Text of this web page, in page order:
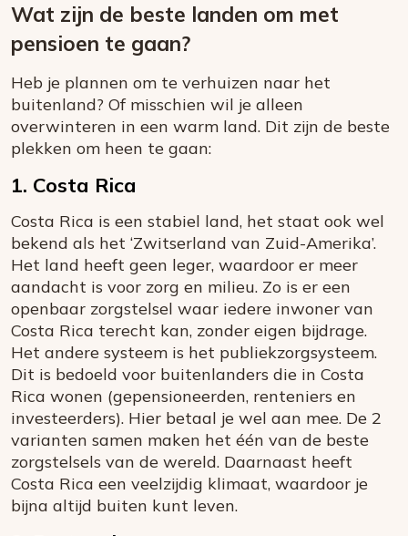
Wat zijn de beste landen om met
pensioen te gaan?
Heb je plannen om te verhuizen naar het
buitenland? Of misschien wil je alleen
overwinteren in een warm land. Dit zijn de beste
plekken om heen te gaan:
1. Costa Rica
Costa Rica is een stabiel land, het staat ook wel
bekend als het ‘Zwitserland van Zuid-Amerika’.
Het land heeft geen leger, waardoor er meer
aandacht is voor zorg en milieu. Zo is er een
openbaar zorgstelsel waar iedere inwoner van
Costa Rica terecht kan, zonder eigen bijdrage.
Het andere systeem is het publiekzorgsysteem.
Dit is bedoeld voor buitenlanders die in Costa
Rica wonen (gepensioneerden, renteniers en
investeerders). Hier betaal je wel aan mee. De 2
varianten samen maken het één van de beste
zorgstelsels van de wereld. Daarnaast heeft
Costa Rica een veelzijdig klimaat, waardoor je
bijna altijd buiten kunt leven.